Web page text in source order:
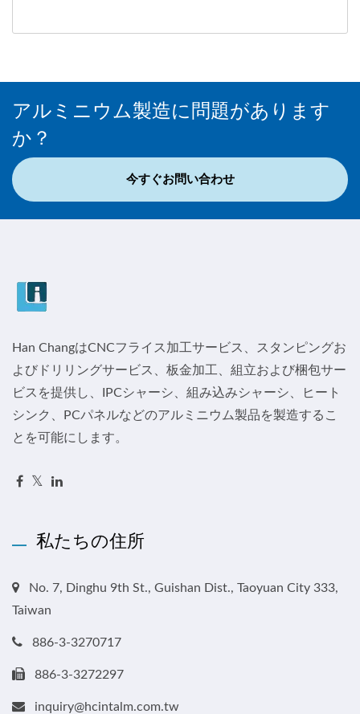
アルミニウム製造に問題があります
か？
今すぐお問い合わせ
Han ChangはCNCフライス加工サービス、スタンピングお
よびドリリングサービス、板金加工、組立および梱包サー
ビスを提供し、IPCシャーシ、組み込みシャーシ、ヒート
シンク、PCパネルなどのアルミニウム製品を製造するこ
とを可能にします。
私たちの住所
No. 7, Dinghu 9th St., Guishan Dist., Taoyuan City 333,
Taiwan
886-3-3270717
886-3-3272297
inquiry@hcintalm.com.tw